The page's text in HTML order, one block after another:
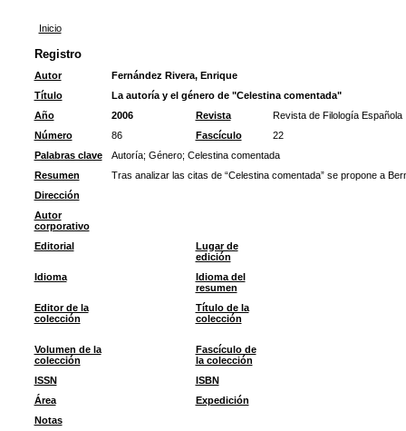
Inicio
Registro
Autor
Fernández Rivera, Enrique
Título
La autoría y el género de "Celestina comentada"
Año
2006 Revista
Revista de Filología Española
Número
86 Fascículo
22
Palabras clave
Autoría; Género; Celestina comentada
Resumen
Tras analizar las citas de “Celestina comentada” se propone a
Dirección
Autor
corporativo
Editorial
Lugar de
edición
Idioma
Idioma del
resumen
Editor de la
colección
Título de la
colección
Volumen de la
colección
Fascículo de
la colección
ISSN
ISBN
Área
Expedición
Notas